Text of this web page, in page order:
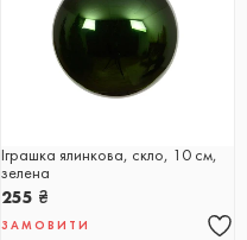
Іграшка ялинкова, скло, 10 см,
зелена
255 ₴
ЗАМОВИТИ